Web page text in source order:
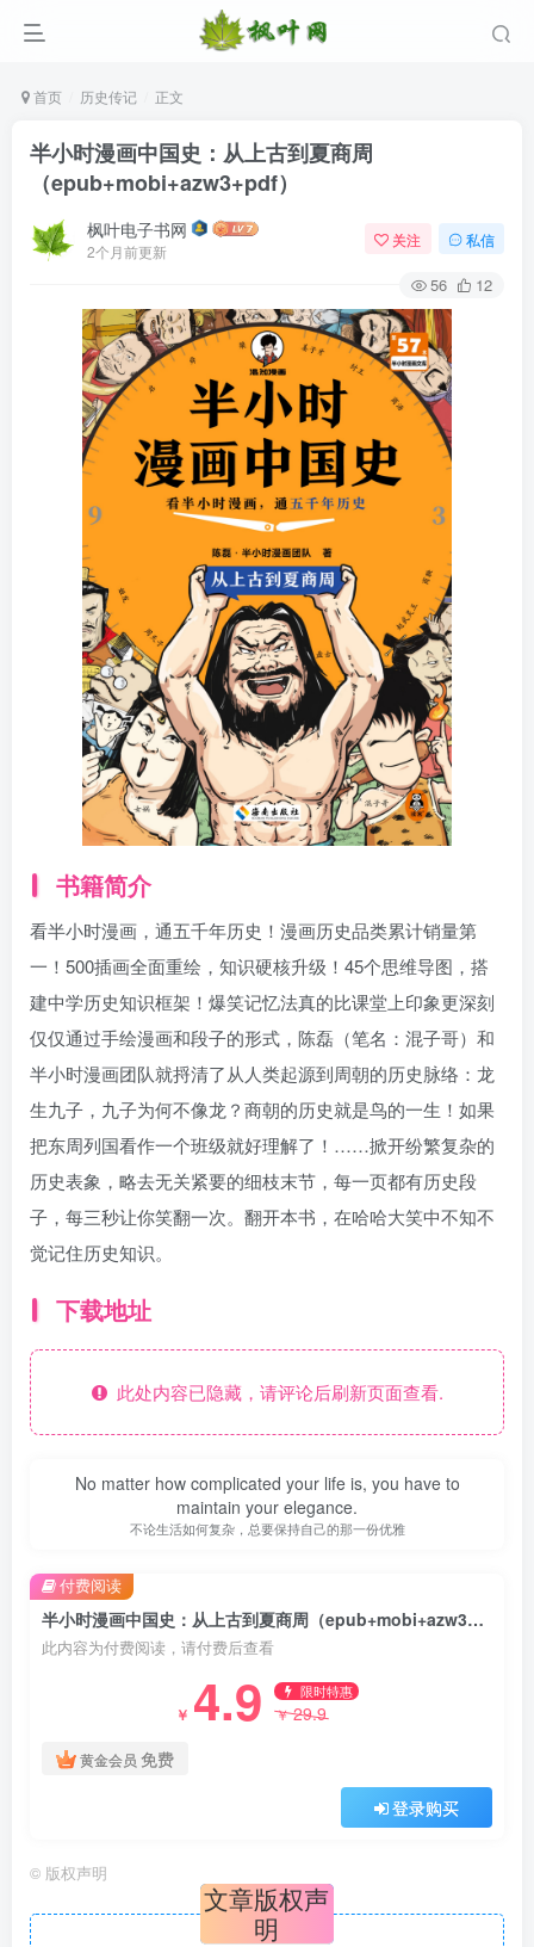
首页 历史传记 正文
半小时漫画中国史：从上古到夏商周
（epub+mobi+azw3+pdf）
枫叶电子书网
2个月前更新
关注 私信
56 12
书籍简介
看半小时漫画，通五千年历史！漫画历史品类累计销量第
一！500插画全面重绘，知识硬核升级！45个思维导图，搭
建中学历史知识框架！爆笑记忆法真的比课堂上印象更深刻
仅仅通过手绘漫画和段子的形式，陈磊（笔名：混子哥）和
半小时漫画团队就捋清了从人类起源到周朝的历史脉络：龙
生九子，九子为何不像龙？商朝的历史就是鸟的一生！如果
把东周列国看作一个班级就好理解了！……掀开纷繁复杂的
历史表象，略去无关紧要的细枝末节，每一页都有历史段
子，每三秒让你笑翻一次。翻开本书，在哈哈大笑中不知不
觉记住历史知识。
下载地址
此处内容已隐藏，请评论后刷新页面查看.
No matter how complicated your life is, you have to
maintain your elegance.
不论生活如何复杂，总要保持自己的那一份优雅
半小时漫画中国史：从上古到夏商周（epub+mobi+azw3+pdf）
此内容为付费阅读，请付费后查看
￥ 4.9 限时特惠
￥29.9
黄金会员 免费
登录购买
付费阅读
© 版权声明
文章版权声
明